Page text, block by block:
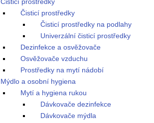
Čisticí prostředky
Čisticí prostředky
Čisticí prostředky na podlahy
Univerzální čisticí prostředky
Dezinfekce a osvěžovače
Osvěžovače vzduchu
Prostředky na mytí nádobí
Mýdlo a osobní hygiena
Mytí a hygiena rukou
Dávkovače dezinfekce
Dávkovače mýdla